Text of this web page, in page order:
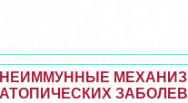
НЕИММУННЫЕ
АТОПИЧЕСКИХ